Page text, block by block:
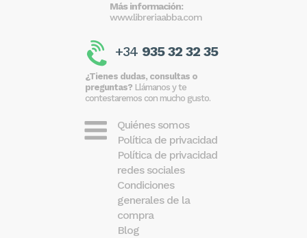
Más información:
www.libreriaabba.com
+34 935 32 32 35
¿Tienes dudas, consultas o
preguntas? Llámanos y te
contestaremos con mucho gusto.
Quiénes somos
Política de privacidad
Política de privacidad
redes sociales
Condiciones
generales de la
compra
Blog